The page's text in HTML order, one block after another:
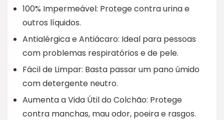
100% Impermeável: Protege contra urina e
outros líquidos.
Antialérgica e Antiácaro: Ideal para pessoas
com problemas respiratórios e de pele.
Fácil de Limpar: Basta passar um pano úmido
com detergente neutro.
Aumenta a Vida Útil do Colchão: Protege
contra manchas, mau odor, poeira e rasgos.